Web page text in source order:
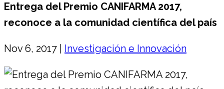
Entrega del Premio CANIFARMA 2017,
reconoce a la comunidad científica del país
Nov 6, 2017 Investigación e Innovación